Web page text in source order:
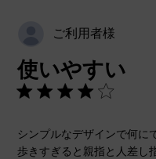
ご利用者様
使いやすい
シンプルなデザインで何に
歩きすぎると親指と人差し